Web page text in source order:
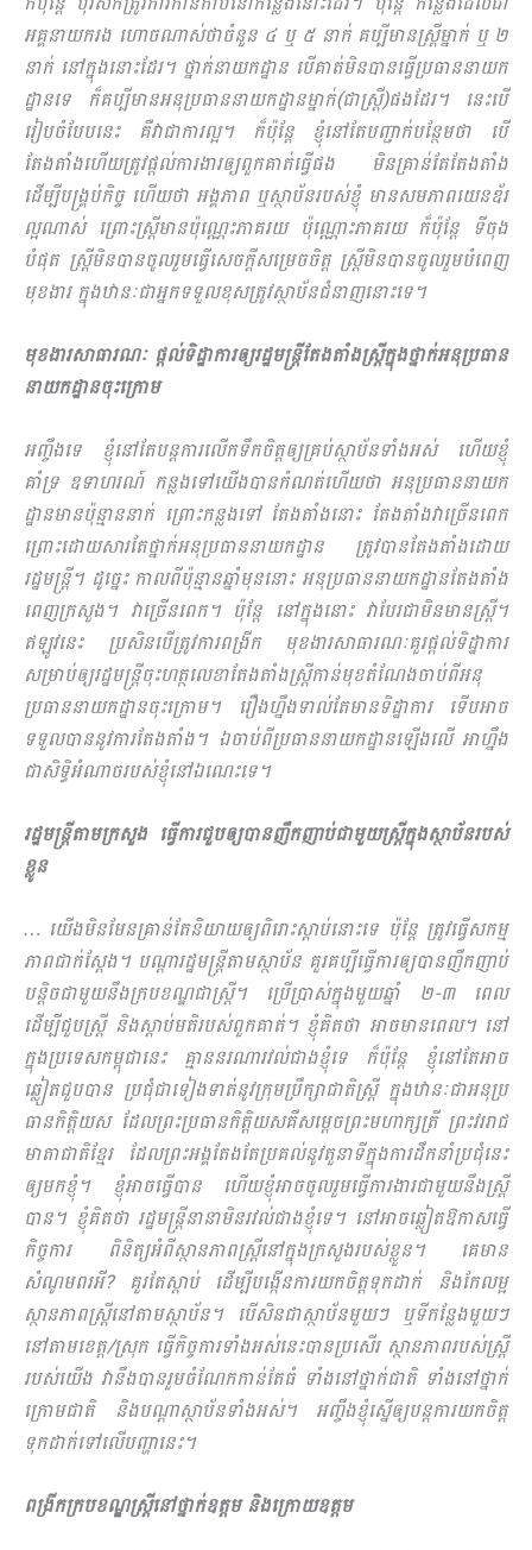
អគ្គនាយករង ហោចណាស់ថាចំនួន ៤ ឬ ៥ នាក់ គប្បីមានស្រ្តីម្នាក់ ឬ ២
នាក់ នៅក្នុងនោះដែរ។ ថ្នាក់នាយកដ្ឋាន បើគាត់មិនបានធ្វើប្រធាននាយក
ដ្ឋានទេ ក៏គប្បីមានអនុប្រធាននាយកដ្ឋានម្នាក់(ជាស្រ្តី)ផងដែរ។ នេះបើ
រៀបចំបែបនេះ គឺវាជាការល្អ។ ក៏ប៉ុន្តែ ខ្ញុំនៅតែបញ្ជាក់បន្ថែមថា បើ
តែងតាំងហើយត្រូវផ្តល់ការងារឲ្យពួកគាត់ធ្វើផង មិនគ្រាន់តែតែងតាំង
ដើម្បីបង្គ្រប់កិច្ច ហើយថា អង្គភាព ឬស្ថាប័នរបស់ខ្ញុំ មានសមភាពយេនឌ័រ
ល្អណាស់ ព្រោះស្រ្តីមានប៉ុណ្ណេះភាគរយ ប៉ុណ្ណោះភាគរយ ក៏ប៉ុន្តែ ទីចុង
បំផុត ស្រ្តីមិនបានចូលរួមធ្វើសេចក្តីសម្រេចចិត្ត ស្រ្តីមិនបានចូលរួមបំពេញ
មុខងារ ក្នុងឋានៈជាអ្នកទទួលខុសត្រូវស្ថាប័នជំនាញនោះទេ។
មុខងារសាធារណៈ ផ្តល់ទិដ្ឋាការឲ្យរដ្ឋមន្រ្តីតែងតាំងស្រ្តីក្នុងថ្នាក់អនុប្រធាន
នាយកដ្ឋានចុះក្រោម
អញ្ចឹងទេ ខ្ញុំនៅតែបន្ដការលើកទឹកចិត្តឲ្យគ្រប់ស្ថាប័នទាំងអស់ ហើយខ្ញុំ
គាំទ្រ ឧទាហរណ៍ កន្លងទៅយើងបានកំណត់ហើយថា អនុប្រធាននាយក
ដ្ឋានមានប៉ុន្មាននាក់ ព្រោះកន្លងទៅ តែងតាំងនោះ តែងតាំងវាច្រើនពេក
ព្រោះដោយសារតែថ្នាក់អនុប្រធាននាយកដ្ឋាន ត្រូវបានតែងតាំងដោយ
រដ្ឋមន្រ្តី។ ដូច្នេះ កាលពីប៉ុន្មានឆ្នាំមុននោះ អនុប្រធាននាយកដ្ឋានតែងតាំង
ពេញក្រសួង។ វាច្រើនពេក។ ប៉ុន្តែ នៅក្នុងនោះ វាបែរជាមិនមានស្រ្តី។
ឥឡូវនេះ ប្រសិន​បើ​ត្រូវការពង្រីក មុខងារសាធារណៈគួរផ្តល់ទិដ្ឋាការ
សម្រាប់ឲ្យរដ្ឋមន្រ្តីចុះហត្ថលេខាតែងតាំងស្រ្តីកាន់មុខតំណែងចាប់ពីអនុ
ប្រធាននាយកដ្ឋានចុះក្រោម។ រឿងហ្នឹងទាល់តែមានទិដ្ឋាការ ទើបអាច
ទទួលបាននូវការតែងតាំង។ ឯចាប់ពីប្រធាននាយកដ្ឋានឡើងលើ អាហ្នឹង
ជាសិទ្ធិអំណាចរបស់ខ្ញុំនៅឯណេះទេ។
រដ្ឋមន្រ្តីតាមក្រសួង ធ្វើការជួបឲ្យបានញឹកញាប់ជាមួយស្រ្តីក្នុងស្ថាប័នរបស់
ខ្លូន
… យើងមិនមែនគ្រាន់តែនិយាយឲ្យពិរោះស្តាប់នោះទេ ប៉ុន្តែ ត្រូវធ្វើសកម្ម
ភាពជាក់ស្តែង។ បណ្តារដ្ឋមន្រ្តីតាមស្ថាប័ន គួរគប្បីធ្វើការឲ្យបានញឹកញាប់
បន្តិចជាមួយនឹងក្របខណ្ឌជាស្រ្តី។ ប្រើប្រាស់ក្នុងមួយឆ្នាំ ២-៣ ពេល
ដើម្បីជួបស្រ្តី និងស្តាប់មតិរបស់ពួកគាត់។ ខ្ញុំគិតថា អាចមានពេល។ នៅ
ក្នុងប្រទេសកម្ពុជានេះ គ្មាននរណារវល់ជាងខ្ញុំ​ទេ ក៏ប៉ុន្តែ ខ្ញុំនៅតែអាច
ឆ្លៀតជួបបាន ប្រជុំជាទៀងទាត់នូវក្រុមប្រឹក្សាជាតិស្រ្តី ក្នុងឋានៈជាអនុប្រ​
ធានកិត្តិយស ដែលព្រះប្រធានកិត្តិយសគឺសម្តេចព្រះមហាក្សត្រី ព្រះវររាជ
មាតាជាតិខ្មែរ ដែលព្រះអង្គតែងតែប្រគល់នូវតួនាទីក្នុងការដឹកនាំប្រជុំនេះ
ឲ្យមកខ្ញុំ។ ខ្ញុំអាចធ្វើបាន ហើយខ្ញុំអាចចូលរួមធ្វើការងារជាមួយនឹងស្រ្តី
បាន។ ខ្ញុំគិតថា រដ្ឋមន្រ្តីនានាមិនរវល់ជាងខ្ញុំទេ។ នៅអាចឆ្លៀតឱកាសធ្វើ
កិច្ចការ ពិនិត្យអំពីស្ថានភាពស្រ្តីនៅក្នុងក្រសួងរបស់ខ្លួន។ គេមាន
សំណូមពរអី? គួរតែស្តាប់ ដើម្បីបង្កើនការយកចិត្តទុកដាក់ និងកែលម្អ
ស្ថានភាពស្រ្តីនៅតាមស្ថាប័ន។ បើសិនជាស្ថាប័នមួយៗ ឬទីកន្លែងមួយៗ
នៅតាមខេត្ត/ស្រុក ធ្វើកិច្ចការទាំងអស់នេះបានប្រសើរ ស្ថានភាពរបស់ស្រ្តី
របស់យើង វានឹងបានរួមចំណែកកាន់តែធំ ទាំងនៅថ្នាក់ជាតិ ទាំងនៅថ្នាក់
ក្រោមជាតិ និងបណ្តាស្ថាប័នទាំងអស់។ អញ្ចឹងខ្ញុំស្នើឲ្យបន្តការយកចិត្ត
ទុកដាក់ទៅលើបញ្ហានេះ។
ពង្រីកក្របខណ្ឌស្រ្តីនៅថ្នាក់ឧត្តម និងក្រោយឧត្តម